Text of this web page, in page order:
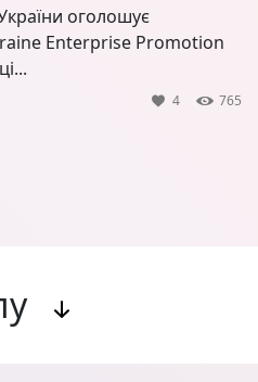
оголошує
Enterprise Promotion
4 765